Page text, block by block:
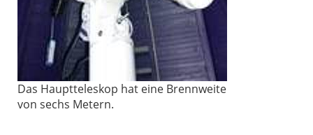
Das Hauptteleskop hat eine Brennweite
von sechs Metern.